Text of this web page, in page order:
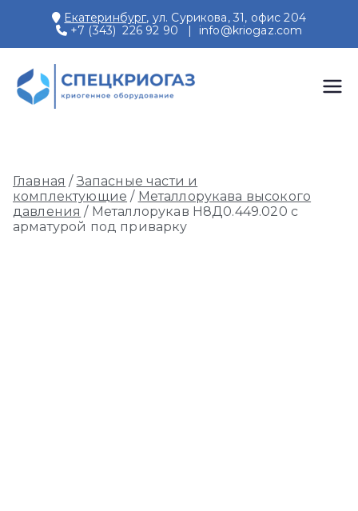
содержимому
Екатеринбург, ул. Сурикова, 31, офис 204
+7 (343) 226 92 90 | info@kriogaz.com
Производство и поставки
Главная /Запасные части и
комплектующие / Металлорукава высокого
давления / Металлорукав Н8Д0.449.020 с
арматурой под приварку